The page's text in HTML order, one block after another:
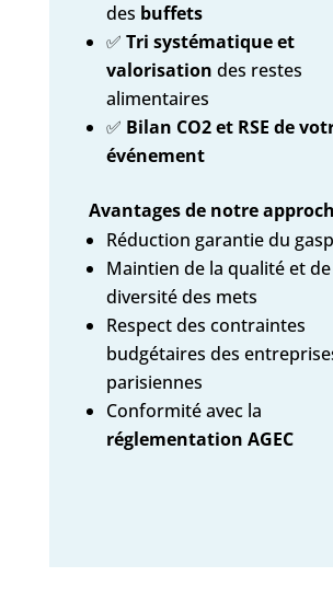
des buffets
✅ Tri systématique et
valorisation des restes
alimentaires
✅ Bilan CO2 et RSE de
événement
Avantages de notre
Réduction garantie du
Maintien de la qualité et de
diversité des mets
Respect des contraintes
budgétaires des
parisiennes
Conformité avec la
réglementation AGEC